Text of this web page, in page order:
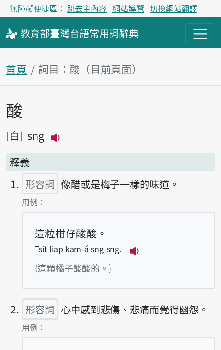
無障礙便捷區： 跳去主內容 網站導覽 切換網站翻譯
教育部臺灣台語常用詞辭典
首頁 詞目：酸（目前頁面）
主內容區塊
酸
白 sng
釋義
形容詞 像醋或是梅子一樣的味道。
第1項釋義的
用例：
這粒柑仔酸酸。
Tsit lia̍p kam-á sng-sng.
(這顆橘子酸酸的。)
形容詞 心中感到悲傷、悲痛而覺得幽怨。
第2項釋義的
用例：